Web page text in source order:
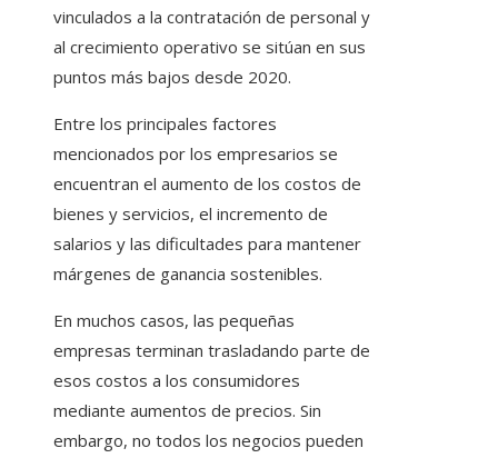
vinculados a la contratación de personal y
al crecimiento operativo se sitúan en sus
puntos más bajos desde 2020.
Entre los principales factores
mencionados por los empresarios se
encuentran el aumento de los costos de
bienes y servicios, el incremento de
salarios y las dificultades para mantener
márgenes de ganancia sostenibles.
En muchos casos, las pequeñas
empresas terminan trasladando parte de
esos costos a los consumidores
mediante aumentos de precios. Sin
embargo, no todos los negocios pueden